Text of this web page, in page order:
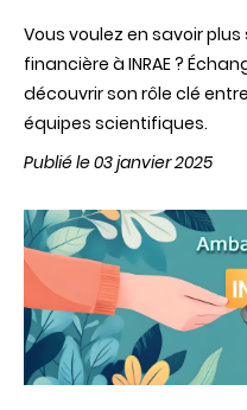
Vous voulez en savoir
financière à INRAE ?
découvrir son rôle clé
équipes scientifiques.
Publié le 03 janvier 2025